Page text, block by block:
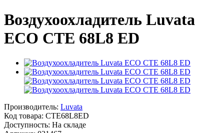
Воздухоохладитель Luvata
ECO CTE 68L8 ED
Производитель: Luvata
Код товара: CTE68L8ED
Доступность: На складе